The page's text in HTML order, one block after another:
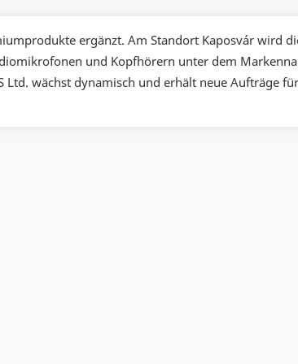
ergänzt. Am Standort Kaposvár wird
und Kopfhörern unter dem
Ltd. wächst dynamisch und erhält neue Aufträge für